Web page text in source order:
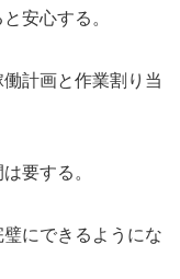
安心する。
計画と作業割り当
要する。
にできるようにな